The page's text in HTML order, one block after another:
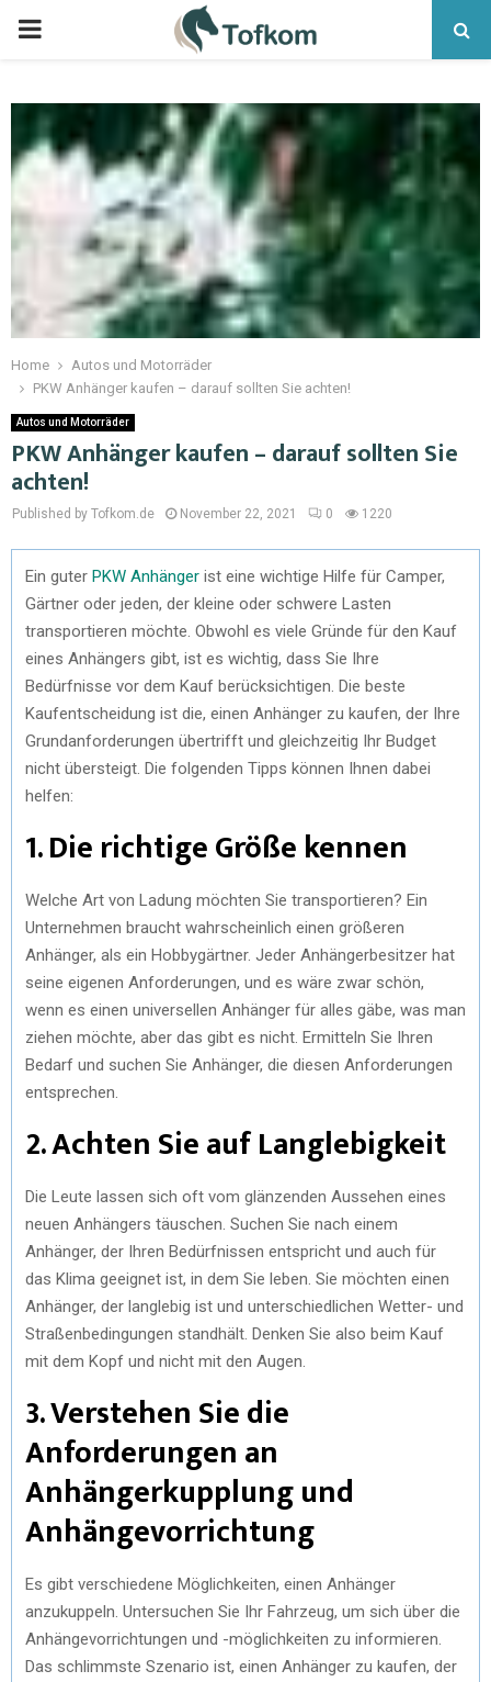
Home
Autos und Motorräder
PKW Anhänger kaufen – darauf sollten Sie achten!
Autos und Motorräder
PKW Anhänger kaufen – darauf sollten Sie
achten!
Published by Tofkom.de November 22, 2021 0 1220
Ein guter PKW Anhänger ist eine wichtige Hilfe für Camper,
Gärtner oder jeden, der kleine oder schwere Lasten
transportieren möchte. Obwohl es viele Gründe für den Kauf
eines Anhängers gibt, ist es wichtig, dass Sie Ihre
Bedürfnisse vor dem Kauf berücksichtigen. Die beste
Kaufentscheidung ist die, einen Anhänger zu kaufen, der Ihre
Grundanforderungen übertrifft und gleichzeitig Ihr Budget
nicht übersteigt. Die folgenden Tipps können Ihnen dabei
helfen:
1. Die richtige Größe kennen
Welche Art von Ladung möchten Sie transportieren? Ein
Unternehmen braucht wahrscheinlich einen größeren
Anhänger, als ein Hobbygärtner. Jeder Anhängerbesitzer hat
seine eigenen Anforderungen, und es wäre zwar schön,
wenn es einen universellen Anhänger für alles gäbe, was man
ziehen möchte, aber das gibt es nicht. Ermitteln Sie Ihren
Bedarf und suchen Sie Anhänger, die diesen Anforderungen
entsprechen.
2. Achten Sie auf Langlebigkeit
Die Leute lassen sich oft vom glänzenden Aussehen eines
neuen Anhängers täuschen. Suchen Sie nach einem
Anhänger, der Ihren Bedürfnissen entspricht und auch für
das Klima geeignet ist, in dem Sie leben. Sie möchten einen
Anhänger, der langlebig ist und unterschiedlichen Wetter- und
Straßenbedingungen standhält. Denken Sie also beim Kauf
mit dem Kopf und nicht mit den Augen.
3. Verstehen Sie die
Anforderungen an
Anhängerkupplung und
Anhängevorrichtung
Es gibt verschiedene Möglichkeiten, einen Anhänger
anzukuppeln. Untersuchen Sie Ihr Fahrzeug, um sich über die
Anhängevorrichtungen und -möglichkeiten zu informieren.
Das schlimmste Szenario ist, einen Anhänger zu kaufen, der